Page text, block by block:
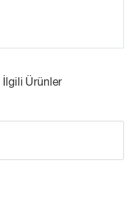
İlgili Ürünler